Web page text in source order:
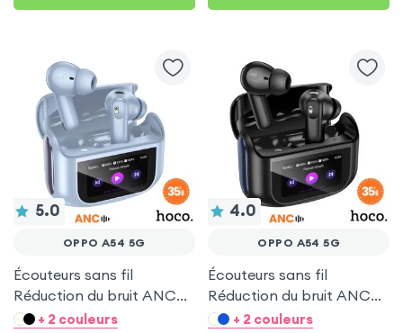
5.0
OPPO A54 5G
Écouteurs sans fil
Réduction du bruit ANC
ENC - Hoco Bleu pour
+ 2 couleurs
4.0
OPPO A54 5G
Écouteurs sans fil
Réduction du bruit ANC
ENC - Hoco Noir pour
+ 2 couleurs